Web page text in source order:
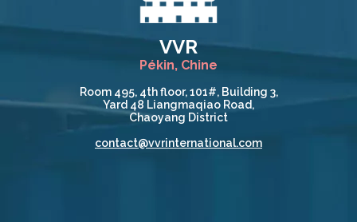
VVR
Pékin, Chine
Room 495, 4th floor, 101#, Building 3,
Yard 48 Liangmaqiao Road,
Chaoyang District
contact@vvrinternational.com